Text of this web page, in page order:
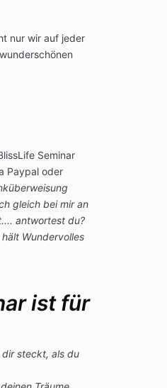
nur wir auf jeder
Seminar
Paypal oder
gleich bei mir an
antwortest du?
Wundervolles
ist für
dir steckt, als du